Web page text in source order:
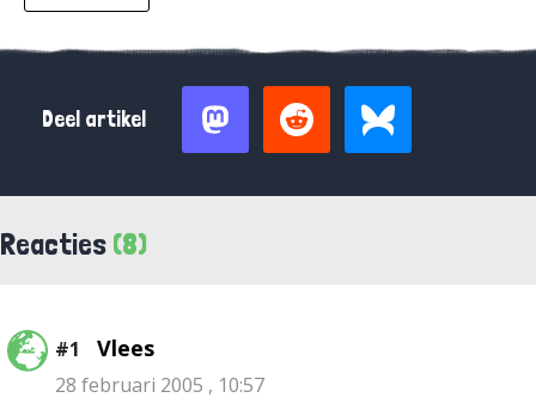
Deel artikel
Reacties (8)
#1 Vlees
28 februari 2005 , 10:57